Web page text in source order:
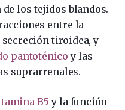
los tejidos blandos.
entre la
secreción tiroidea, y
pantoténicoy las
suprarrenales.
B5y la función